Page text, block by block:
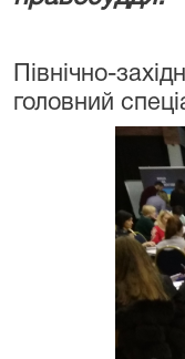
Північно-
головний